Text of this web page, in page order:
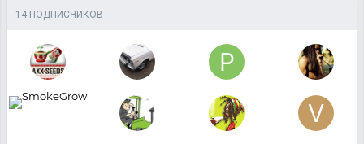
14 ПОДПИСЧИКОВ